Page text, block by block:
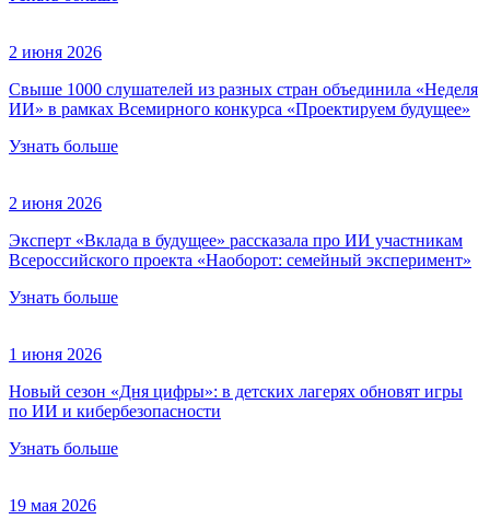
2 июня 2026
Свыше 1000 слушателей из разных стран объединила «Неделя
ИИ» в рамках Всемирного конкурса «Проектируем будущее»
Узнать больше
2 июня 2026
Эксперт «Вклада в будущее» рассказала про ИИ участникам
Всероссийского проекта «Наоборот: семейный эксперимент»
Узнать больше
1 июня 2026
Новый сезон «Дня цифры»: в детских лагерях обновят игры
по ИИ и кибербезопасности
Узнать больше
19 мая 2026